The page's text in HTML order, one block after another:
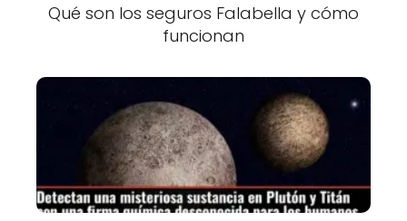
Qué son los seguros Falabella y cómo
funcionan